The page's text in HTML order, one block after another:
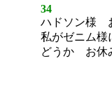
34
ハドソン様
私がゼニム様
どうか お休